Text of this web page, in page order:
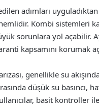
adımları
Kombi sistemleri
sorunlara yol açabilir.
kapsamını korumak
genellikle su
düşük su
basit